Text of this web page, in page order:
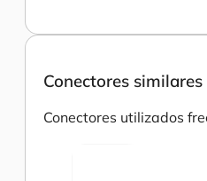
Conectores similares
Conectores utilizados